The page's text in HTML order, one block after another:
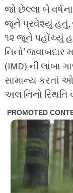
જો છેલ્લા બે
જૂને પ્રવેશ્યું હતું,
૧૨ જૂને પહોંચ્યું
નિનો’ જવાબદાર
(IMD) ની
સામાન્ય કરતાં
અલ નિનો